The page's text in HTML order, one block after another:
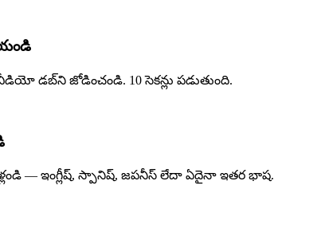
వీడియో డబ్‌ని జోడించండి. 10 సెకన్లు పడుతుంది.
— ఇంగ్లీష్, స్పానిష్, జపనీస్ లేదా ఏదైనా ఇతర భాష.